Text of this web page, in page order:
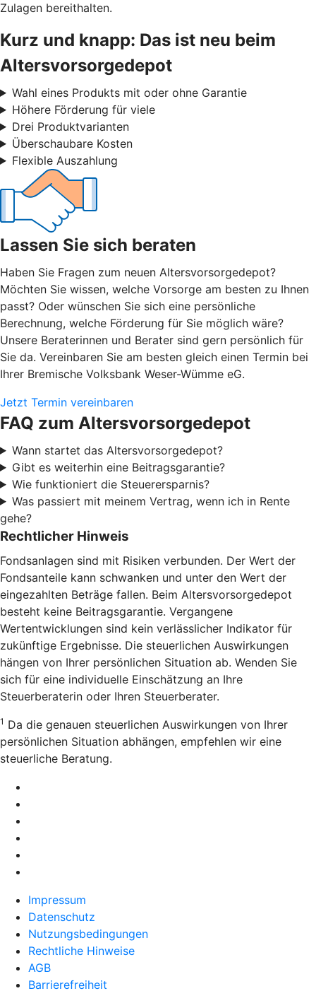
Zulagen bereithalten.
Kurz und knapp: Das ist neu beim
Altersvorsorgedepot
Wahl eines Produkts mit oder ohne Garantie
Höhere Förderung für viele
Drei Produktvarianten
Überschaubare Kosten
Flexible Auszahlung
Lassen Sie sich beraten
Haben Sie Fragen zum neuen Altersvorsorgedepot?
Möchten Sie wissen, welche Vorsorge am besten zu Ihnen
passt? Oder wünschen Sie sich eine persönliche
Berechnung, welche Förderung für Sie möglich wäre?
Unsere Beraterinnen und Berater sind gern persönlich für
Sie da. Vereinbaren Sie am besten gleich einen Termin bei
Ihrer Bremische Volksbank Weser-Wümme eG.
Jetzt Termin vereinbaren
FAQ zum Altersvorsorgedepot
Wann startet das Altersvorsorgedepot?
Gibt es weiterhin eine Beitragsgarantie?
Wie funktioniert die Steuerersparnis?
Was passiert mit meinem Vertrag, wenn ich in Rente
gehe?
Rechtlicher Hinweis
Fondsanlagen sind mit Risiken verbunden. Der Wert der
Fondsanteile kann schwanken und unter den Wert der
eingezahlten Beträge fallen. Beim Altersvorsorgedepot
besteht keine Beitragsgarantie. Vergangene
Wertentwicklungen sind kein verlässlicher Indikator für
zukünftige Ergebnisse. Die steuerlichen Auswirkungen
hängen von Ihrer persönlichen Situation ab. Wenden Sie
sich für eine individuelle Einschätzung an Ihre
Steuerberaterin oder Ihren Steuerberater.
1 Da die genauen steuerlichen Auswirkungen von Ihrer
persönlichen Situation abhängen, empfehlen wir eine
steuerliche Beratung.
Impressum
Datenschutz
Nutzungsbedingungen
Rechtliche Hinweise
AGB
Barrierefreiheit